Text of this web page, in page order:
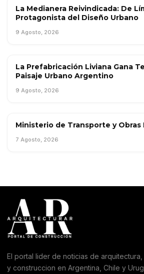
TENDENCIAS
La Medianera Reivindicada: De
Protagonista del Diseño Urbano
9 Agosto, 2026
TENDENCIAS
La Prefabricación Liviana Gana
Paisaje Urbano Argentino
9 Agosto, 2026
OBRA PÚBLICA
Ministerio de Transporte y Obras
7 Agosto, 2026
El portal lider de noticias de
y construccion en Argentina, Chile y